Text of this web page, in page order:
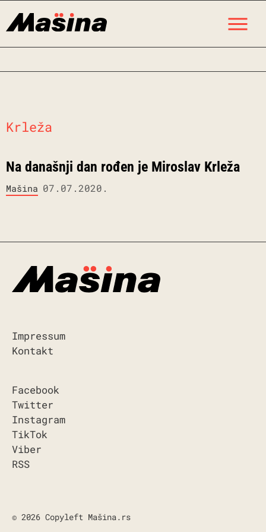
Krleža
Na današnji dan rođen je Miroslav Krleža
Mašina 07.07.2020.
Impressum
Kontakt
Facebook
Twitter
Instagram
TikTok
Viber
RSS
© 2026 Copyleft Mašina.rs